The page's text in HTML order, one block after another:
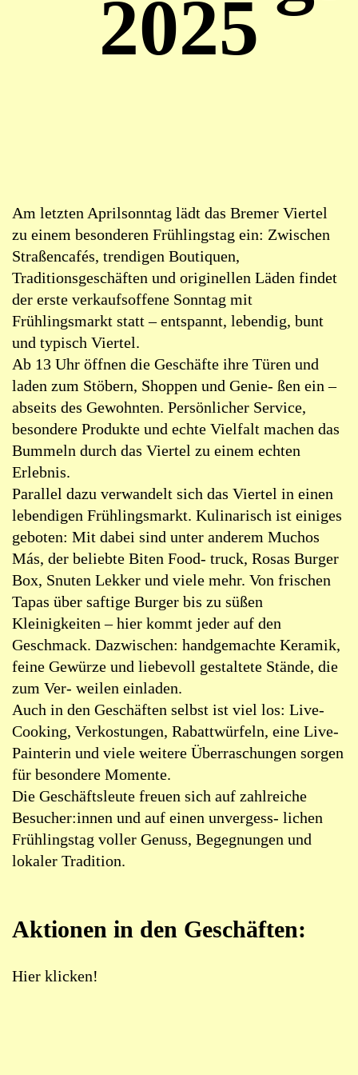
2025
Am letzten Aprilsonntag lädt das Bremer Viertel
zu einem besonderen Frühlingstag ein: Zwischen
Straßencafés, trendigen Boutiquen,
Traditionsgeschäften und originellen Läden findet
der erste verkaufsoffene Sonntag mit
Frühlingsmarkt statt – entspannt, lebendig, bunt
und typisch Viertel.
Ab 13 Uhr öffnen die Geschäfte ihre Türen und
laden zum Stöbern, Shoppen und Genie- ßen ein –
abseits des Gewohnten. Persönlicher Service,
besondere Produkte und echte Vielfalt machen das
Bummeln durch das Viertel zu einem echten
Erlebnis.
Parallel dazu verwandelt sich das Viertel in einen
lebendigen Frühlingsmarkt. Kulinarisch ist einiges
geboten: Mit dabei sind unter anderem Muchos
Más, der beliebte Biten Food- truck, Rosas Burger
Box, Snuten Lekker und viele mehr. Von frischen
Tapas über saftige Burger bis zu süßen
Kleinigkeiten – hier kommt jeder auf den
Geschmack. Dazwischen: handgemachte Keramik,
feine Gewürze und liebevoll gestaltete Stände, die
zum Ver- weilen einladen.
Auch in den Geschäften selbst ist viel los: Live-
Cooking, Verkostungen, Rabattwürfeln, eine Live-
Painterin und viele weitere Überraschungen sorgen
für besondere Momente.
Die Geschäftsleute freuen sich auf zahlreiche
Besucher:innen und auf einen unvergess- lichen
Frühlingstag voller Genuss, Begegnungen und
lokaler Tradition.
Aktionen in den Geschäften:
Hier klicken!